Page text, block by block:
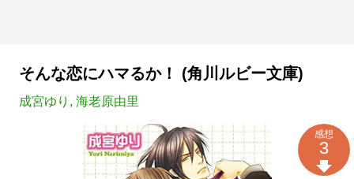
そんな恋にハマるか！ (角川ルビー文庫)
成宮ゆり , 海老原由里
感想
3